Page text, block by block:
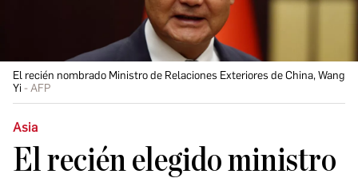
El recién nombrado Ministro de Relaciones Exteriores de China, Wang
Yi
AFP
Asia
El recién elegido ministro